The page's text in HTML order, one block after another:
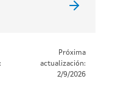
Próxima
actualización:
2/9/2026